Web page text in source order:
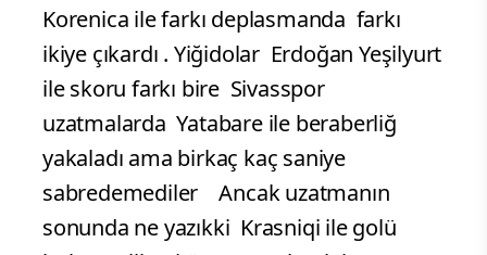
Korenica ile farkı deplasmanda farkı
ikiye çıkardı . Yiğidolar Erdoğan Yeşilyurt
ile skoru farkı bire Sivasspor
uzatmalarda Yatabare ile beraberliğ
yakaladı ama birkaç kaç saniye
sabredemediler Ancak uzatmanın
sonunda ne yazıkki Krasniqi ile golü